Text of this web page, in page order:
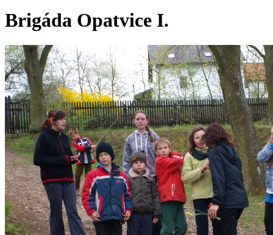
Brigáda Opatvice I.